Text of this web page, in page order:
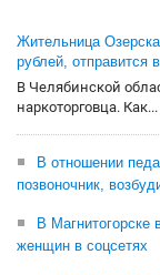
Жительница
рублей, отправится
В Челябинской
наркоторговца. Как...
В отношении
позвоночник,
В
женщин в соцсетях